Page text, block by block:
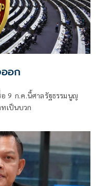
อก
อ 9 ก.ค.นี้ศาลรัฐธรรมนูญ
ทเป็นบวก